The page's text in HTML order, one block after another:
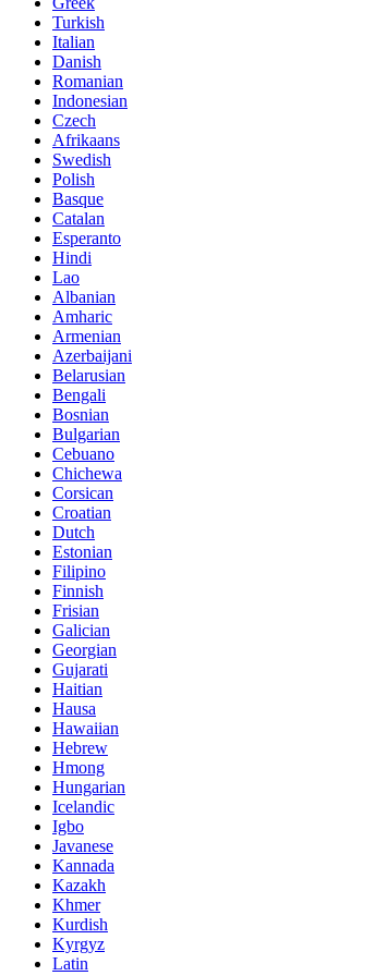
Turkish
Italian
Danish
Romanian
Indonesian
Czech
Afrikaans
Swedish
Polish
Basque
Catalan
Esperanto
Hindi
Lao
Albanian
Amharic
Armenian
Azerbaijani
Belarusian
Bengali
Bosnian
Bulgarian
Cebuano
Chichewa
Corsican
Croatian
Dutch
Estonian
Filipino
Finnish
Frisian
Galician
Georgian
Gujarati
Haitian
Hausa
Hawaiian
Hebrew
Hmong
Hungarian
Icelandic
Igbo
Javanese
Kannada
Kazakh
Khmer
Kurdish
Kyrgyz
Latin